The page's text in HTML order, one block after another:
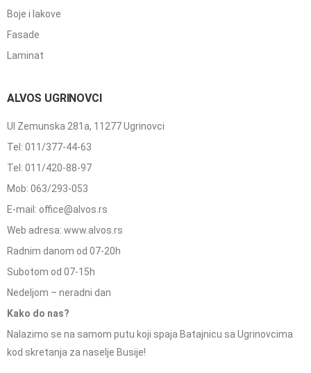
Boje i lakove
Fasade
Laminat
ALVOS UGRINOVCI
Ul Zemunska 281a, 11277 Ugrinovci
Tel: 011/377-44-63
Tel: 011/420-88-97
Mob: 063/293-053
E-mail: office@alvos.rs
Web adresa: www.alvos.rs
Radnim danom od 07-20h
Subotom od 07-15h
Nedeljom – neradni dan
Kako do nas?
Nalazimo se na samom putu koji spaja Batajnicu sa Ugrinovcima
kod skretanja za naselje Busije!